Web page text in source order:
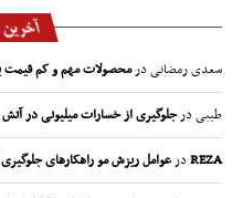
آخرین
سعدی رمضانیدرمحصولات مهم و کم قیمت
طیبیدرجلوگیری از خسارات میلیونی در
REZAدرعوامل ریزش مو راهکارهای